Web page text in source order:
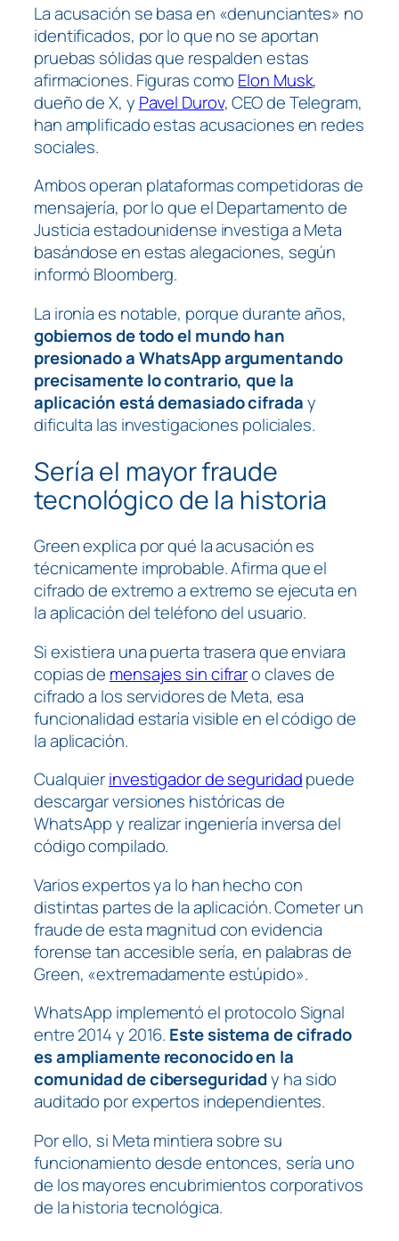
La acusación se basa en «denunciantes» no
identificados, por lo que no se aportan
pruebas sólidas que respalden estas
afirmaciones. Figuras como Elon Musk,
dueño de X, y Pavel Durov, CEO de Telegram,
han amplificado estas acusaciones en redes
sociales.
Ambos operan plataformas competidoras de
mensajería, por lo que el Departamento de
Justicia estadounidense investiga a Meta
basándose en estas alegaciones, según
informó Bloomberg.
La ironía es notable, porque durante años,
gobiernos de todo el mundo han
presionado a WhatsApp argumentando
precisamente lo contrario, que la
aplicación está demasiado cifraday
dificulta las investigaciones policiales.
Sería el mayor fraude
tecnológico de la historia
Green explica por qué la acusación es
técnicamente improbable. Afirma que el
cifrado de extremo a extremo se ejecuta en
la aplicación del teléfono del usuario.
Si existiera una puerta trasera que enviara
copias de mensajes sin cifraro claves de
cifrado a los servidores de Meta, esa
funcionalidad estaría visible en el código de
la aplicación.
Cualquierinvestigador de seguridadpuede
descargar versiones históricas de
WhatsApp y realizar ingeniería inversa del
código compilado.
Varios expertos ya lo han hecho con
distintas partes de la aplicación. Cometer un
fraude de esta magnitud con evidencia
forense tan accesible sería, en palabras de
Green, «extremadamente estúpido».
WhatsApp implementó el protocolo Signal
entre 2014 y 2016. Este sistema de cifrado
es ampliamente reconocido en la
comunidad de ciberseguridady ha sido
auditado por expertos independientes.
Por ello, si Meta mintiera sobre su
funcionamiento desde entonces, sería uno
de los mayores encubrimientos corporativos
de la historia tecnológica.